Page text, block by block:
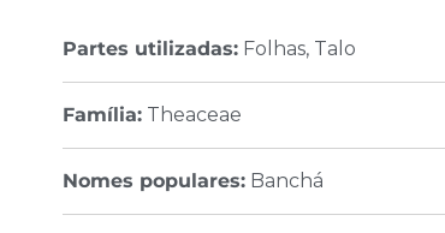
Partes utilizadas: Folhas, Talo
Família: Theaceae
Nomes populares: Banchá